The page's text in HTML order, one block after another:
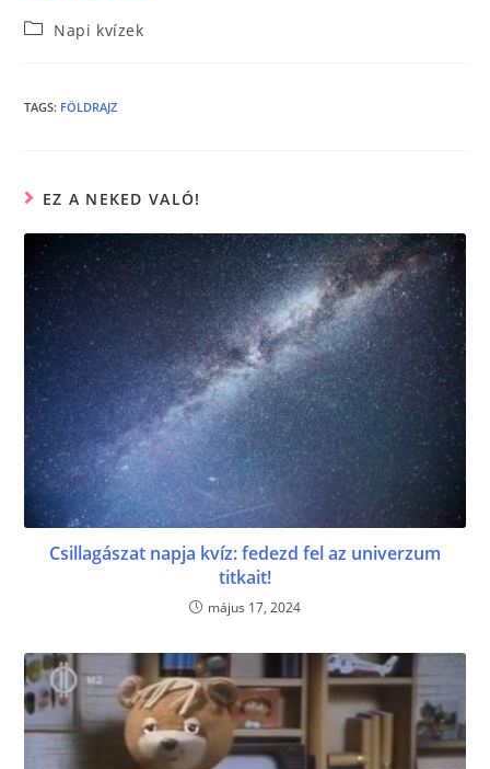
c
b
o
k
itt
er
Napi kvízek
TAGS: FÖLDRAJZ
EZ A NEKED VALÓ!
Csillagászat napja kvíz: fedezd fel az univerzum
titkait!
május 17, 2024